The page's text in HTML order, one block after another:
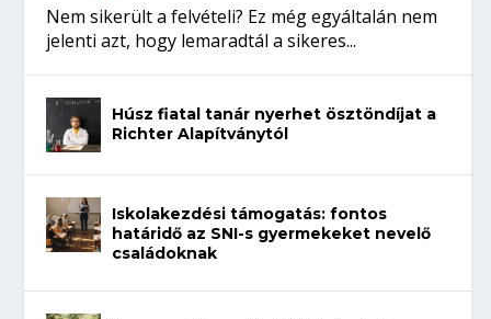
Nem sikerült a felvételi? Ez még egyáltalán nem
jelenti azt, hogy lemaradtál a sikeres...
Húsz fiatal tanár nyerhet ösztöndíjat a
Richter Alapítványtól
Iskolakezdési támogatás: fontos
határidő az SNI-s gyermekeket nevelő
családoknak